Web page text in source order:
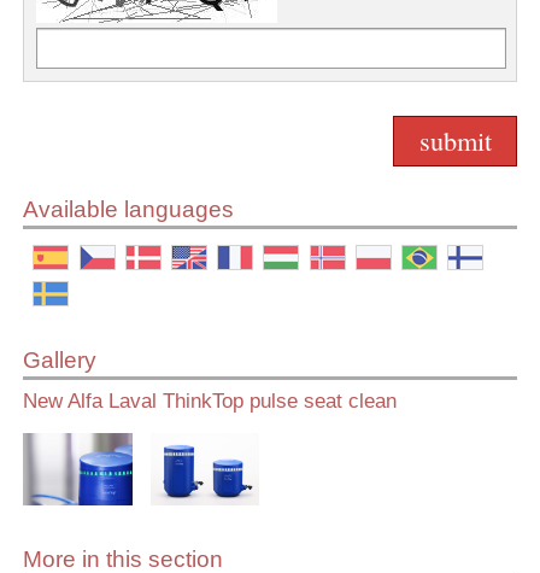
Available languages
Gallery
New Alfa Laval ThinkTop pulse seat clean
More in this section